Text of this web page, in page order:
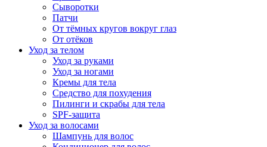
Сыворотки
Патчи
От тёмных кругов вокруг глаз
От отёков
Уход за телом
Уход за руками
Уход за ногами
Кремы для тела
Средство для похудения
Пилинги и скрабы для тела
SPF-защита
Уход за волосами
Шампунь для волос